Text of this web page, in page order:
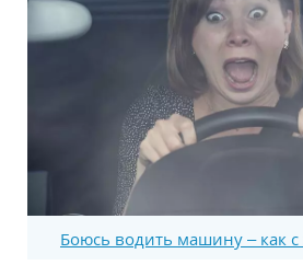
Боюсь водить машину – как с